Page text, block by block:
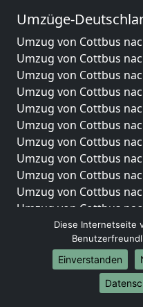
Umzüge-
Umzug von Cottbus
Umzug von Cottbus
Umzug von Cottbus
Umzug von Cottbus
Umzug von Cottbus
Umzug von Cottbus
Umzug von Cottbus
Umzug von Cottbus
Umzug von Cottbus
Umzug von Cottbus
Umzug von Cottbus
Umzug von Cottbus
Umzug von Cottbus
Umzug von Cottbus
Umzug von Cottbus
Umzug von Cottbus
Diese Internetseite
Einverstanden